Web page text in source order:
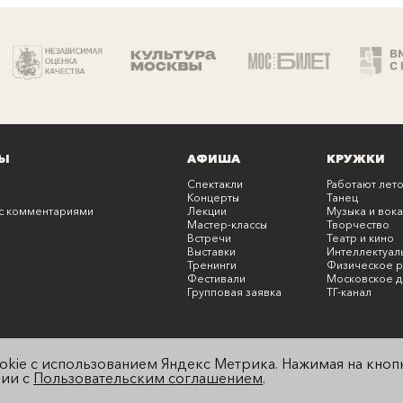
комментариями
АФИША
Спектакли
Концерты
Лекции
Мастер-классы
Встречи
Выставки
Тренинги
Фестивали
Групповая заявка
КРУЖКИ
Работают
Танец
Музыка и
Творчество
Театр и кино
Физическое
Московское
ТГ-канал
с использованием Яндекс Метрика. Нажимая на
с Пользовательским соглашением.